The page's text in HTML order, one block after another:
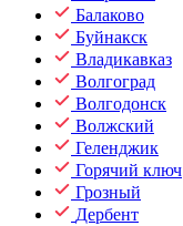
Балаково
Буйнакск
Владикавказ
Волгоград
Волгодонск
Волжский
Геленджик
Горячий ключ
Грозный
Дербент